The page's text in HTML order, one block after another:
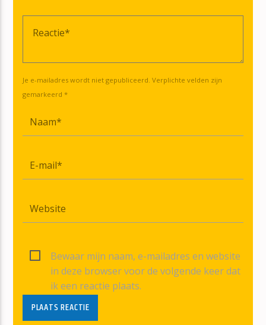
Je e-mailadres wordt niet gepubliceerd. Verplichte velden zijn
gemarkeerd *
Bewaar mijn naam, e-mailadres en website
in deze browser voor de volgende keer dat
ik een reactie plaats.